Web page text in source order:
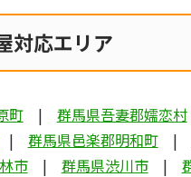
対応エリア
町 群馬県吾妻郡嬬恋村
群馬県邑楽郡明和町
市 群馬県渋川市